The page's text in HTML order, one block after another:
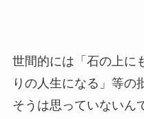
世間的には「石の上に
りの人生になる」等の
そうは思っていないん